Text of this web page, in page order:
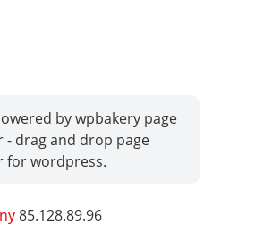
by wpbakery page
- drag and drop page
for wordpress.
85.128.89.96